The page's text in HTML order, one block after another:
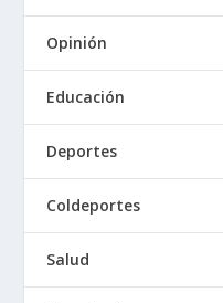
Opinión
Educación
Deportes
Coldeportes
Salud